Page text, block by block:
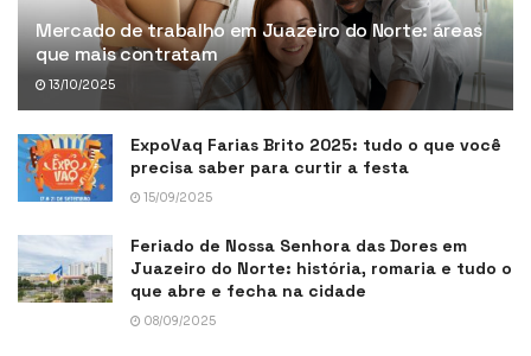
Mercado de trabalho em Juazeiro do Norte: áreas
que mais contratam
13/10/2025
ExpoVaq Farias Brito 2025: tudo o que você
precisa saber para curtir a festa
15/09/2025
Feriado de Nossa Senhora das Dores em
Juazeiro do Norte: história, romaria e tudo o
que abre e fecha na cidade
08/09/2025